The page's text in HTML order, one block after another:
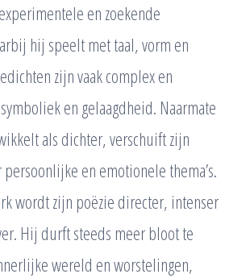
en zoekende
hij speelt met taal, vorm en
zijn vaak complex en
en gelaagdheid. Naarmate
als dichter, verschuift zijn
en emotionele thema’s.
wordt zijn poëzie directer, intenser
Hij durft steeds meer bloot te
wereld en worstelingen,